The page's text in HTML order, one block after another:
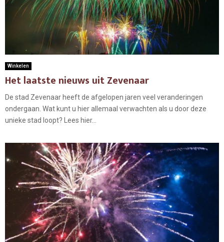
Winkelen
Het laatste nieuws uit Zevenaar
De stad Zevenaar heeft de afgelopen jaren veel veranderingen
ondergaan. Wat kunt u hier allemaal verwachten als u door deze
unieke stad loopt? Lees hier...